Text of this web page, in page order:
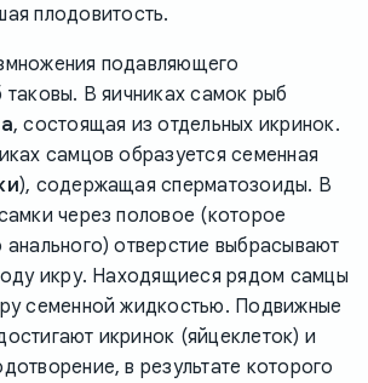
плодовитость.
подавляющего
В яичниках самок рыб
, состоящая из отдельных икринок.
самцов образуется семенная
), содержащая сперматозоиды. В
через половое (которое
отверстие выбрасывают
икру. Находящиеся рядом самцы
семенной жидкостью. Подвижные
икринок (яйцеклеток) и
в результате которого